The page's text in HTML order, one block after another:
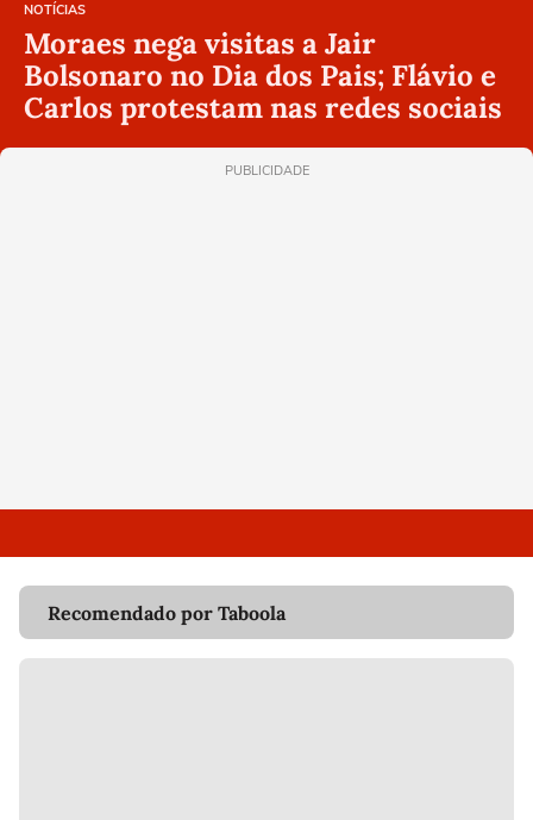
NOTÍCIAS
Moraes nega visitas a Jair
Bolsonaro no Dia dos Pais; Flávio e
Carlos protestam nas redes sociais
PUBLICIDADE
Recomendado por Taboola